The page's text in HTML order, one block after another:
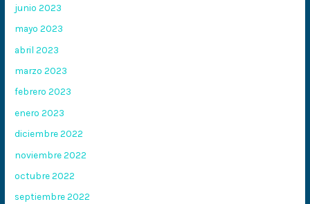
junio 2023
mayo 2023
abril 2023
marzo 2023
febrero 2023
enero 2023
diciembre 2022
noviembre 2022
octubre 2022
septiembre 2022